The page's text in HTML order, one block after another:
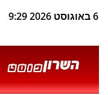
6 באוגוסט 2026 9:29